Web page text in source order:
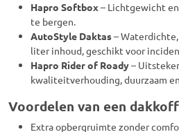
Hapro Softbox– Lichtgewicht
te bergen.
AutoStyle Daktas–
liter inhoud, geschikt voor
Hapro Rider of Roady–
kwaliteitverhouding, duurzaam
Voordelen van een
Extra opbergruimte zonder